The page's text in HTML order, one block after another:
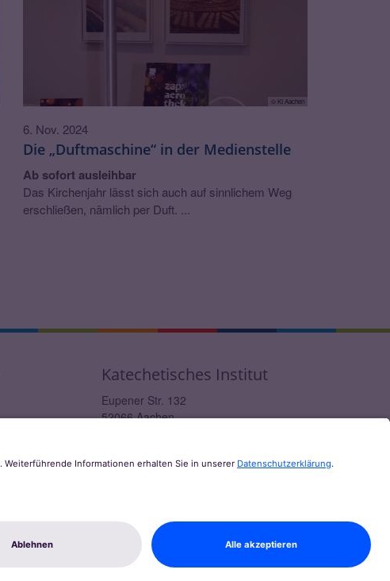
© KI Aachen
Die „Duftmaschine“ in der Medienstelle
6. Nov. 2024
Ab sofort ausleihbar
Das Kirchenjahr lässt sich auch auf sinnlichem Weg
erschließen, nämlich per Duft. ...
Katechetisches Institut
Eupener Str. 132
52066Aachen